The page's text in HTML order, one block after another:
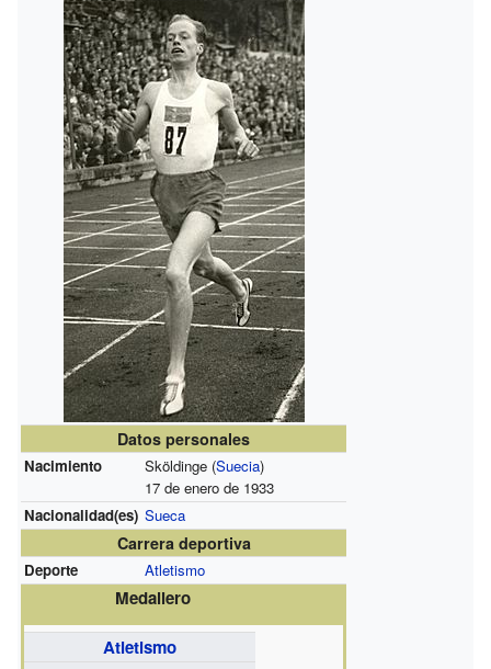
Datos personales
Nacimiento Sköldinge (Suecia)
17 de enero de 1933
Nacionalidad(es) Sueca
Carrera deportiva
Deporte Atletismo
Medallero
Atletismo